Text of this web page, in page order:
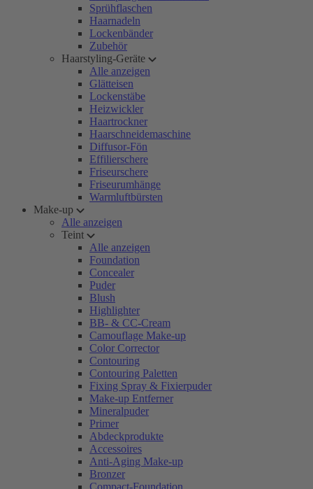
Sprühflaschen
Haarnadeln
Lockenbänder
Zubehör
Haarstyling-Geräte
Alle anzeigen
Glätteisen
Lockenstäbe
Heizwickler
Haartrockner
Haarschneidemaschine
Diffusor-Fön
Effilierschere
Friseurschere
Friseurumhänge
Warmluftbürsten
Make-up
Alle anzeigen
Teint
Alle anzeigen
Foundation
Concealer
Puder
Blush
Highlighter
BB- & CC-Cream
Camouflage Make-up
Color Corrector
Contouring
Contouring Paletten
Fixing Spray & Fixierpuder
Make-up Entferner
Mineralpuder
Primer
Abdeckprodukte
Accessoires
Anti-Aging Make-up
Bronzer
Compact-Foundation